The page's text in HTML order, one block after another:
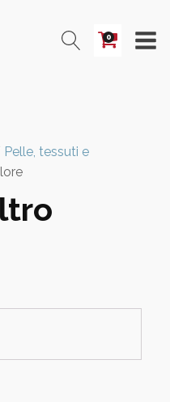
0
Pelle, tessuti e